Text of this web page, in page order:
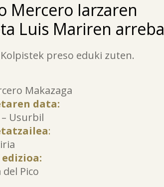
Mercero Iarzaren
Luis Mariren arreba
preso eduki zuten.
Makazaga
data:
Usurbil
:
Pico